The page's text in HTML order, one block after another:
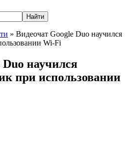
» Видеочат Google Duo научился
Wi-Fi
научился
при использовании